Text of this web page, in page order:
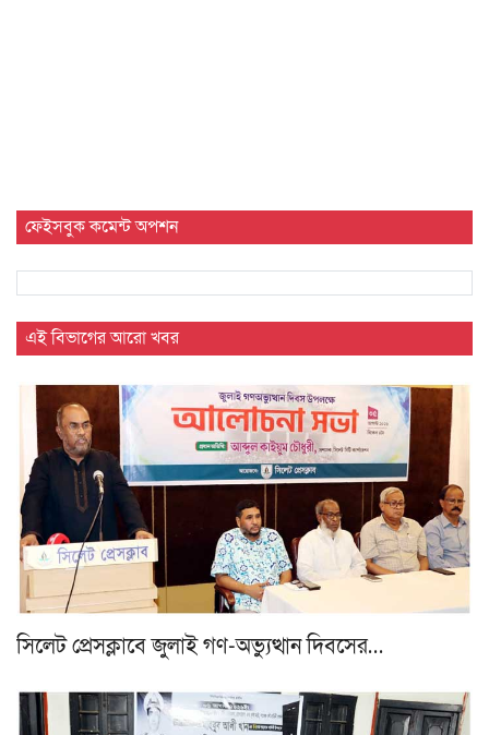
ফেইসবুক কমেন্ট অপশন
এই বিভাগের আরো খবর
সিলেট প্রেসক্লাবে জুলাই গণ-অভ্যুত্থান দিবসের…